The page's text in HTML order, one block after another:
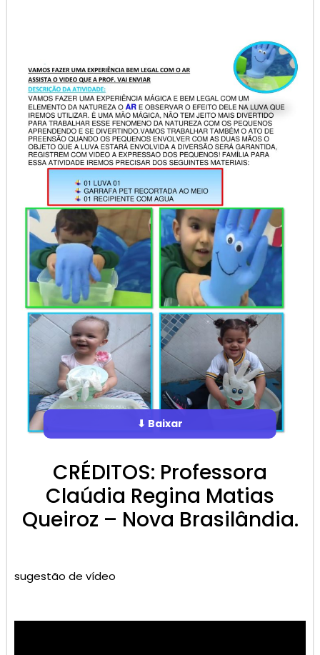
⬇ Baixar
CRÉDITOS: Professora
Claúdia Regina Matias
Queiroz – Nova Brasilândia.
sugestão de vídeo